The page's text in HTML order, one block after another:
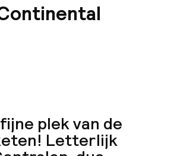
plek van de
Letterlijk